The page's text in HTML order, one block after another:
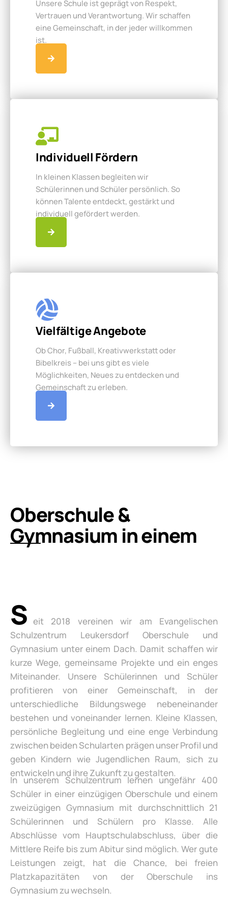
Unsere Schule ist geprägt von Respekt,
Vertrauen und Verantwortung. Wir schaffen
eine Gemeinschaft, in der jeder willkommen
ist.
Individuell Fördern
In kleinen Klassen begleiten wir
Schülerinnen und Schüler persönlich. So
können Talente entdeckt, gestärkt und
individuell gefördert werden.
Vielfältige Angebote
Ob Chor, Fußball, Kreativwerkstatt oder
Bibelkreis – bei uns gibt es viele
Möglichkeiten, Neues zu entdecken und
Gemeinschaft zu erleben.
Oberschule &
Gymnasium in einem
S eit 2018 vereinen wir am Evangelischen
Schulzentrum Leukersdorf Oberschule und
Gymnasium unter einem Dach. Damit schaffen wir
kurze Wege, gemeinsame Projekte und ein enges
Miteinander. Unsere Schülerinnen und Schüler
profitieren von einer Gemeinschaft, in der
unterschiedliche Bildungswege nebeneinander
bestehen und voneinander lernen. Kleine Klassen,
persönliche Begleitung und eine enge Verbindung
zwischen beiden Schularten prägen unser Profil und
geben Kindern wie Jugendlichen Raum, sich zu
entwickeln und ihre Zukunft zu gestalten.
In unserem Schulzentrum lernen ungefähr 400
Schüler in einer einzügigen Oberschule und einem
zweizügigen Gymnasium mit durchschnittlich 21
Schülerinnen und Schülern pro Klasse. Alle
Abschlüsse vom Hauptschulabschluss, über die
Mittlere Reife bis zum Abitur sind möglich. Wer gute
Leistungen zeigt, hat die Chance, bei freien
Platzkapazitäten von der Oberschule ins
Gymnasium zu wechseln.